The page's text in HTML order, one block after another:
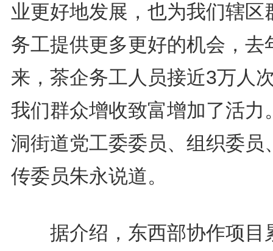
业更好地发展，也为我们辖区
务工提供更多更好的机会，去
来，茶企务工人员接近3万人
我们群众增收致富增加了活力
洞街道党工委委员、组织委员
传委员朱永说道。
据介绍，东西部协作项目